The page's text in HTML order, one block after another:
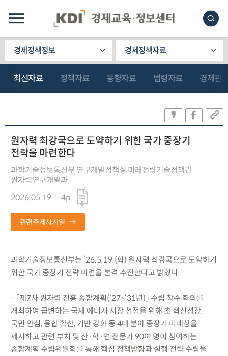
경제정책정보 경제정책자료
최신자료 정책자료 동향자료 법령자료 경제관
원자력 최강국으로 도약하기 위한 국가 중장기
전략을 마련한다
과학기술정보통신부 연구개발정책실 미래전략기술정책관
원자력연구개발과
2026.05.19
4p
관련주제시계열
과학기술정보통신부는 ’26.5.19.(화) 원자력 최강국으로 도약하기
위한 국가 중장기 전략 마련을 본격 추진한다고 밝혔다.
- 「제7차 원자력 진흥 종합계획(‘27~‘31년)」 수립 착수 회의를
개최하여 급변하는 국제 에너지 시장 선점을 위해 초 혁신성장,
국민 안심, 융합 확산, 기반 강화 등 4대 분야 중장기 미래상을
제시하고 관련 부처 및 산·학·연 전문가 90여 명이 참여하는
종합계획 수립위원회를 통해 핵심 정책방향과 실행 전략 수립을